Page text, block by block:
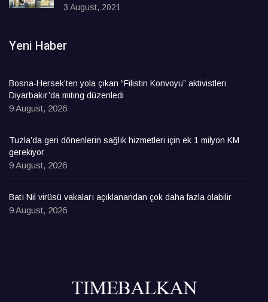
3 August, 2021
Yeni Haber
Bosna-Hersek’ten yola çıkan “Filistin Konvoyu” aktivistleri
Diyarbakır’da miting düzenledi
9 August, 2026
Tuzla’da geri dönenlerin sağlık hizmetleri için ek 1 milyon KM
gerekiyor
9 August, 2026
Batı Nil virüsü vakaları açıklanandan çok daha fazla olabilir
9 August, 2026